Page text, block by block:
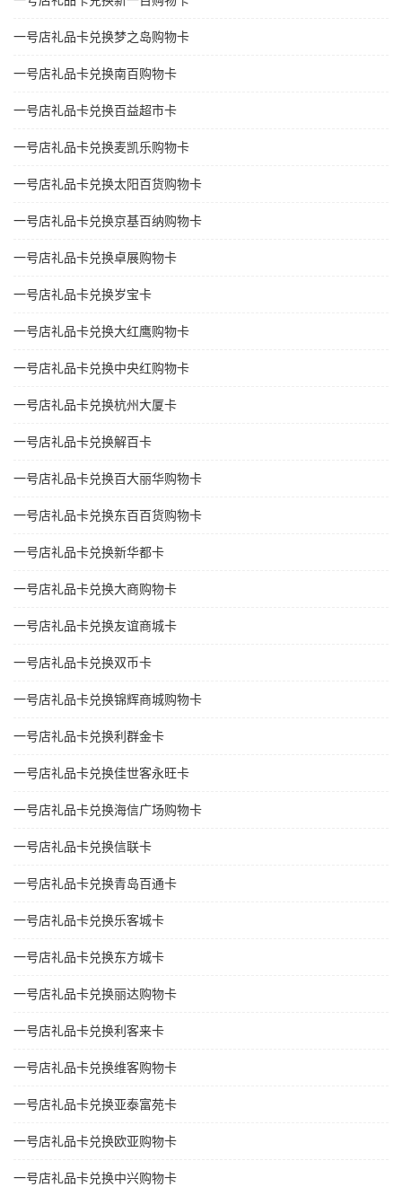
一号店礼品卡兑换梦之岛购物卡
一号店礼品卡兑换南百购物卡
一号店礼品卡兑换百益超市卡
一号店礼品卡兑换麦凯乐购物卡
一号店礼品卡兑换太阳百货购物卡
一号店礼品卡兑换京基百纳购物卡
一号店礼品卡兑换卓展购物卡
一号店礼品卡兑换岁宝卡
一号店礼品卡兑换大红鹰购物卡
一号店礼品卡兑换中央红购物卡
一号店礼品卡兑换杭州大厦卡
一号店礼品卡兑换解百卡
一号店礼品卡兑换百大丽华购物卡
一号店礼品卡兑换东百百货购物卡
一号店礼品卡兑换新华都卡
一号店礼品卡兑换大商购物卡
一号店礼品卡兑换友谊商城卡
一号店礼品卡兑换双币卡
一号店礼品卡兑换锦辉商城购物卡
一号店礼品卡兑换利群金卡
一号店礼品卡兑换佳世客永旺卡
一号店礼品卡兑换海信广场购物卡
一号店礼品卡兑换信联卡
一号店礼品卡兑换青岛百通卡
一号店礼品卡兑换乐客城卡
一号店礼品卡兑换东方城卡
一号店礼品卡兑换丽达购物卡
一号店礼品卡兑换利客来卡
一号店礼品卡兑换维客购物卡
一号店礼品卡兑换亚泰富苑卡
一号店礼品卡兑换欧亚购物卡
一号店礼品卡兑换中兴购物卡